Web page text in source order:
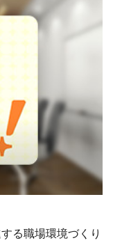
る職場環境づくり